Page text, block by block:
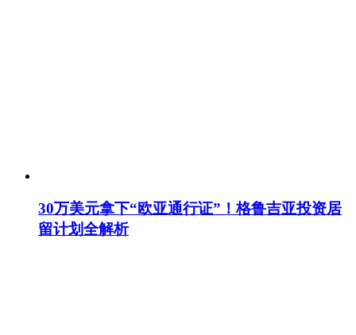
30万美元拿下“欧亚通行证”！格鲁吉亚投资居
留计划全解析